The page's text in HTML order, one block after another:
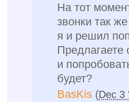
На тот
звонки так
я и решил
Предлагаете
и
будет?
BasKis (Dec 3